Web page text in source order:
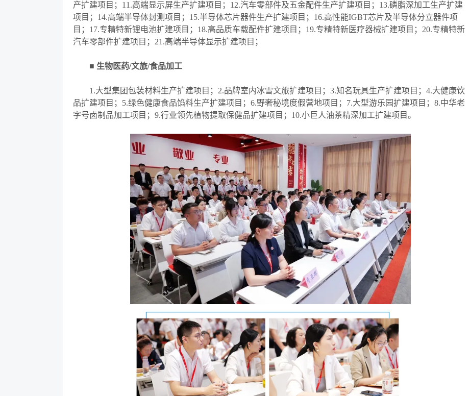
产扩建项目；11.高端显示屏生产扩建项目；12.汽车零部件及五金配件生产扩建项目；13.磷脂深加工生产扩建
项目；14.高端半导体封测项目；15.半导体芯片器件生产扩建项目；16.高性能IGBT芯片及半导体分立器件项
目；17.专精特新锂电池扩建项目；18.高品质车载配件扩建项目；19.专精特新医疗器械扩建项目；20.专精特新
汽车零部件扩建项目；21.高端半导体显示扩建项目；
■ 生物医药/文旅/食品加工
1.大型集团包装材料生产扩建项目；2.品牌室内冰雪文旅扩建项目；3.知名玩具生产扩建项目；4.大健康饮
品扩建项目；5.绿色健康食品馅料生产扩建项目；6.野奢秘境度假营地项目；7.大型游乐园扩建项目；8.中华老
字号卤制品加工项目；9.行业领先植物提取保健品扩建项目；10.小巨人油茶精深加工扩建项目。